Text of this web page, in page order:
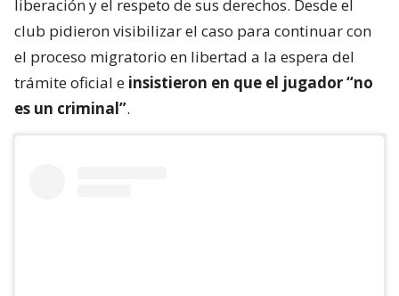
liberación y el respeto de sus derechos. Desde el
club pidieron visibilizar el caso para continuar con
el proceso migratorio en libertad a la espera del
trámite oficial e insistieron en que el jugador “no
es un criminal”.